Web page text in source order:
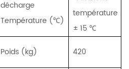
décharge
Température (℃)
température
± 15 ℃
Poids (kg) 420